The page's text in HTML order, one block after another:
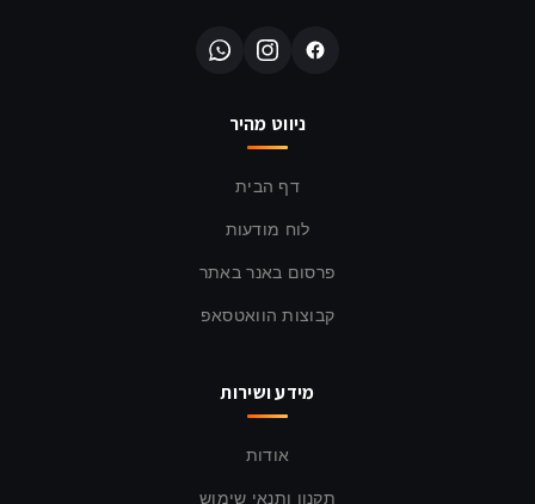
ניווט מהיר
דף הבית
לוח מודעות
פרסום באנר באתר
קבוצות הוואטסאפ
מידע ושירות
אודות
תקנון ותנאי שימוש